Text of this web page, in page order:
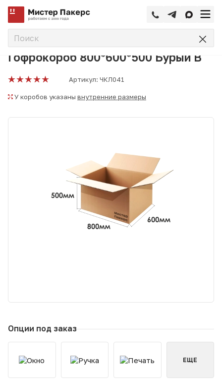
Главная
Гофрокороб 800*600*500 Бурый В
Артикул: ЧКЛ041
У коробов указаны внутренние размеры
Опции под заказ
ЕЩЕ